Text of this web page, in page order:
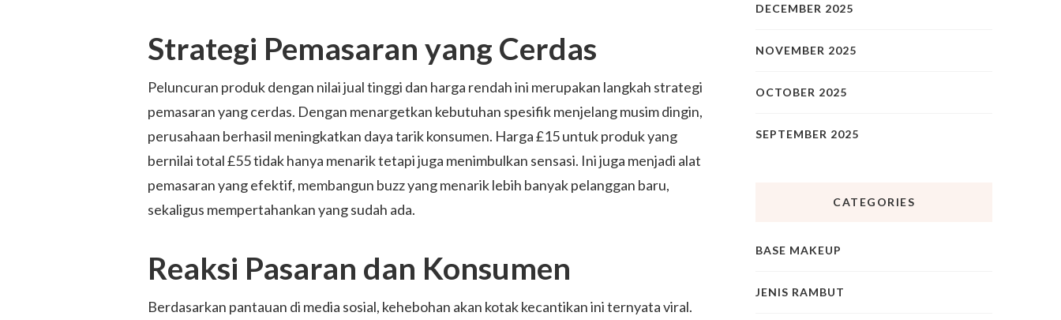
Strategi Pemasaran yang Cerdas
Peluncuran produk dengan nilai jual tinggi dan harga rendah ini merupakan langkah strategi
pemasaran yang cerdas. Dengan menargetkan kebutuhan spesifik menjelang musim dingin,
perusahaan berhasil meningkatkan daya tarik konsumen. Harga £15 untuk produk yang
bernilai total £55 tidak hanya menarik tetapi juga menimbulkan sensasi. Ini juga menjadi alat
pemasaran yang efektif, membangun buzz yang menarik lebih banyak pelanggan baru,
sekaligus mempertahankan yang sudah ada.
Reaksi Pasaran dan Konsumen
Berdasarkan pantauan di media sosial, kehebohan akan kotak kecantikan ini ternyata viral.
DECEMBER 2025
NOVEMBER 2025
OCTOBER 2025
SEPTEMBER 2025
CATEGORIES
BASE MAKEUP
JENIS RAMBUT